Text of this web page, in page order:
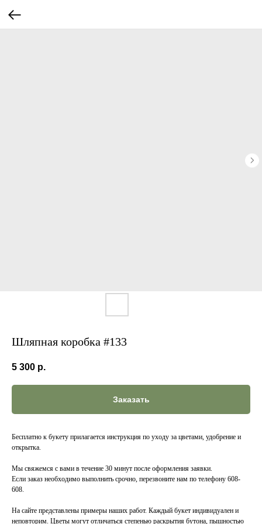
Шляпная коробка #133
5 300 р.
Заказать
Бесплатно к букету прилагается инструкция по уходу за цветами, удобрение и
открытка.
Мы свяжемся с вами в течение 30 минут после оформления заявки.
Если заказ необходимо выполнить срочно, перезвоните нам по телефону 608-
608.
На сайте представлены примеры наших работ. Каждый букет индивидуален и
неповторим. Цветы могут отличаться степенью раскрытия бутона, пышностью